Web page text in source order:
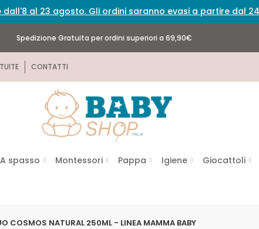
dall'8 al 23 agosto. Gli ordini saranno evasi a partire dal
Spedizione Gratuita per ordini superiori a 69,90€
CONTATTI
A spasso Montessori Pappa Igiene Giocattoli
COSMOS NATURAL 250ML - LINEA MAMMA BABY